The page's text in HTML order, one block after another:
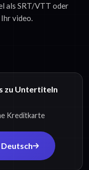
als SRT/VTT oder
video.
zu Untertiteln
Kreditkarte